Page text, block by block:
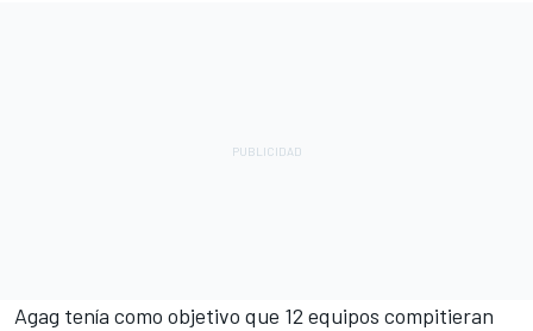
Agag tenía como objetivo que 12 equipos compitieran